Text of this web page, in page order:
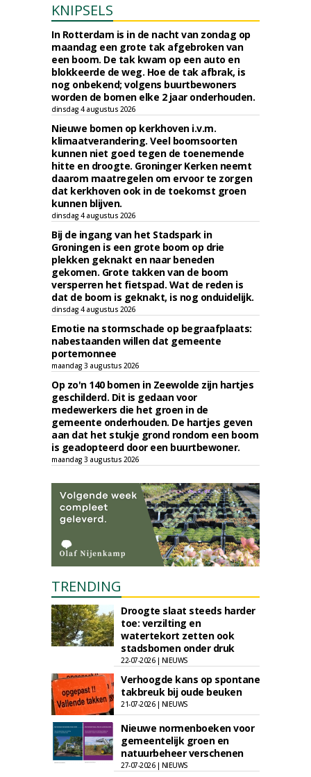
KNIPSELS
In Rotterdam is in de nacht van zondag op
maandag een grote tak afgebroken van
een boom. De tak kwam op een auto en
blokkeerde de weg. Hoe de tak afbrak, is
nog onbekend; volgens buurtbewoners
worden de bomen elke 2 jaar onderhouden.
dinsdag 4 augustus 2026
Nieuwe bomen op kerkhoven i.v.m.
klimaatverandering. Veel boomsoorten
kunnen niet goed tegen de toenemende
hitte en droogte. Groninger Kerken neemt
daarom maatregelen om ervoor te zorgen
dat kerkhoven ook in de toekomst groen
kunnen blijven.
dinsdag 4 augustus 2026
Bij de ingang van het Stadspark in
Groningen is een grote boom op drie
plekken geknakt en naar beneden
gekomen. Grote takken van de boom
versperren het fietspad. Wat de reden is
dat de boom is geknakt, is nog onduidelijk.
dinsdag 4 augustus 2026
Emotie na stormschade op begraafplaats:
nabestaanden willen dat gemeente
portemonnee
maandag 3 augustus 2026
Op zo'n 140 bomen in Zeewolde zijn hartjes
geschilderd. Dit is gedaan voor
medewerkers die het groen in de
gemeente onderhouden. De hartjes geven
aan dat het stukje grond rondom een boom
is geadopteerd door een buurtbewoner.
maandag 3 augustus 2026
TRENDING
Droogte slaat steeds harder
toe: verzilting en
watertekort zetten ook
stadsbomen onder druk
22-07-2026 | NIEUWS
Verhoogde kans op spontane
takbreuk bij oude beuken
21-07-2026 | NIEUWS
Nieuwe normenboeken voor
gemeentelijk groen en
natuurbeheer verschenen
27-07-2026 | NIEUWS